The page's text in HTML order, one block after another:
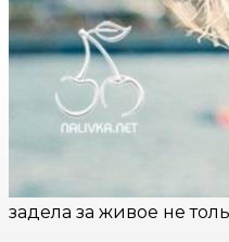
задела за живое не